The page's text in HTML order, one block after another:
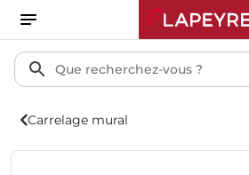
Carrelage mural